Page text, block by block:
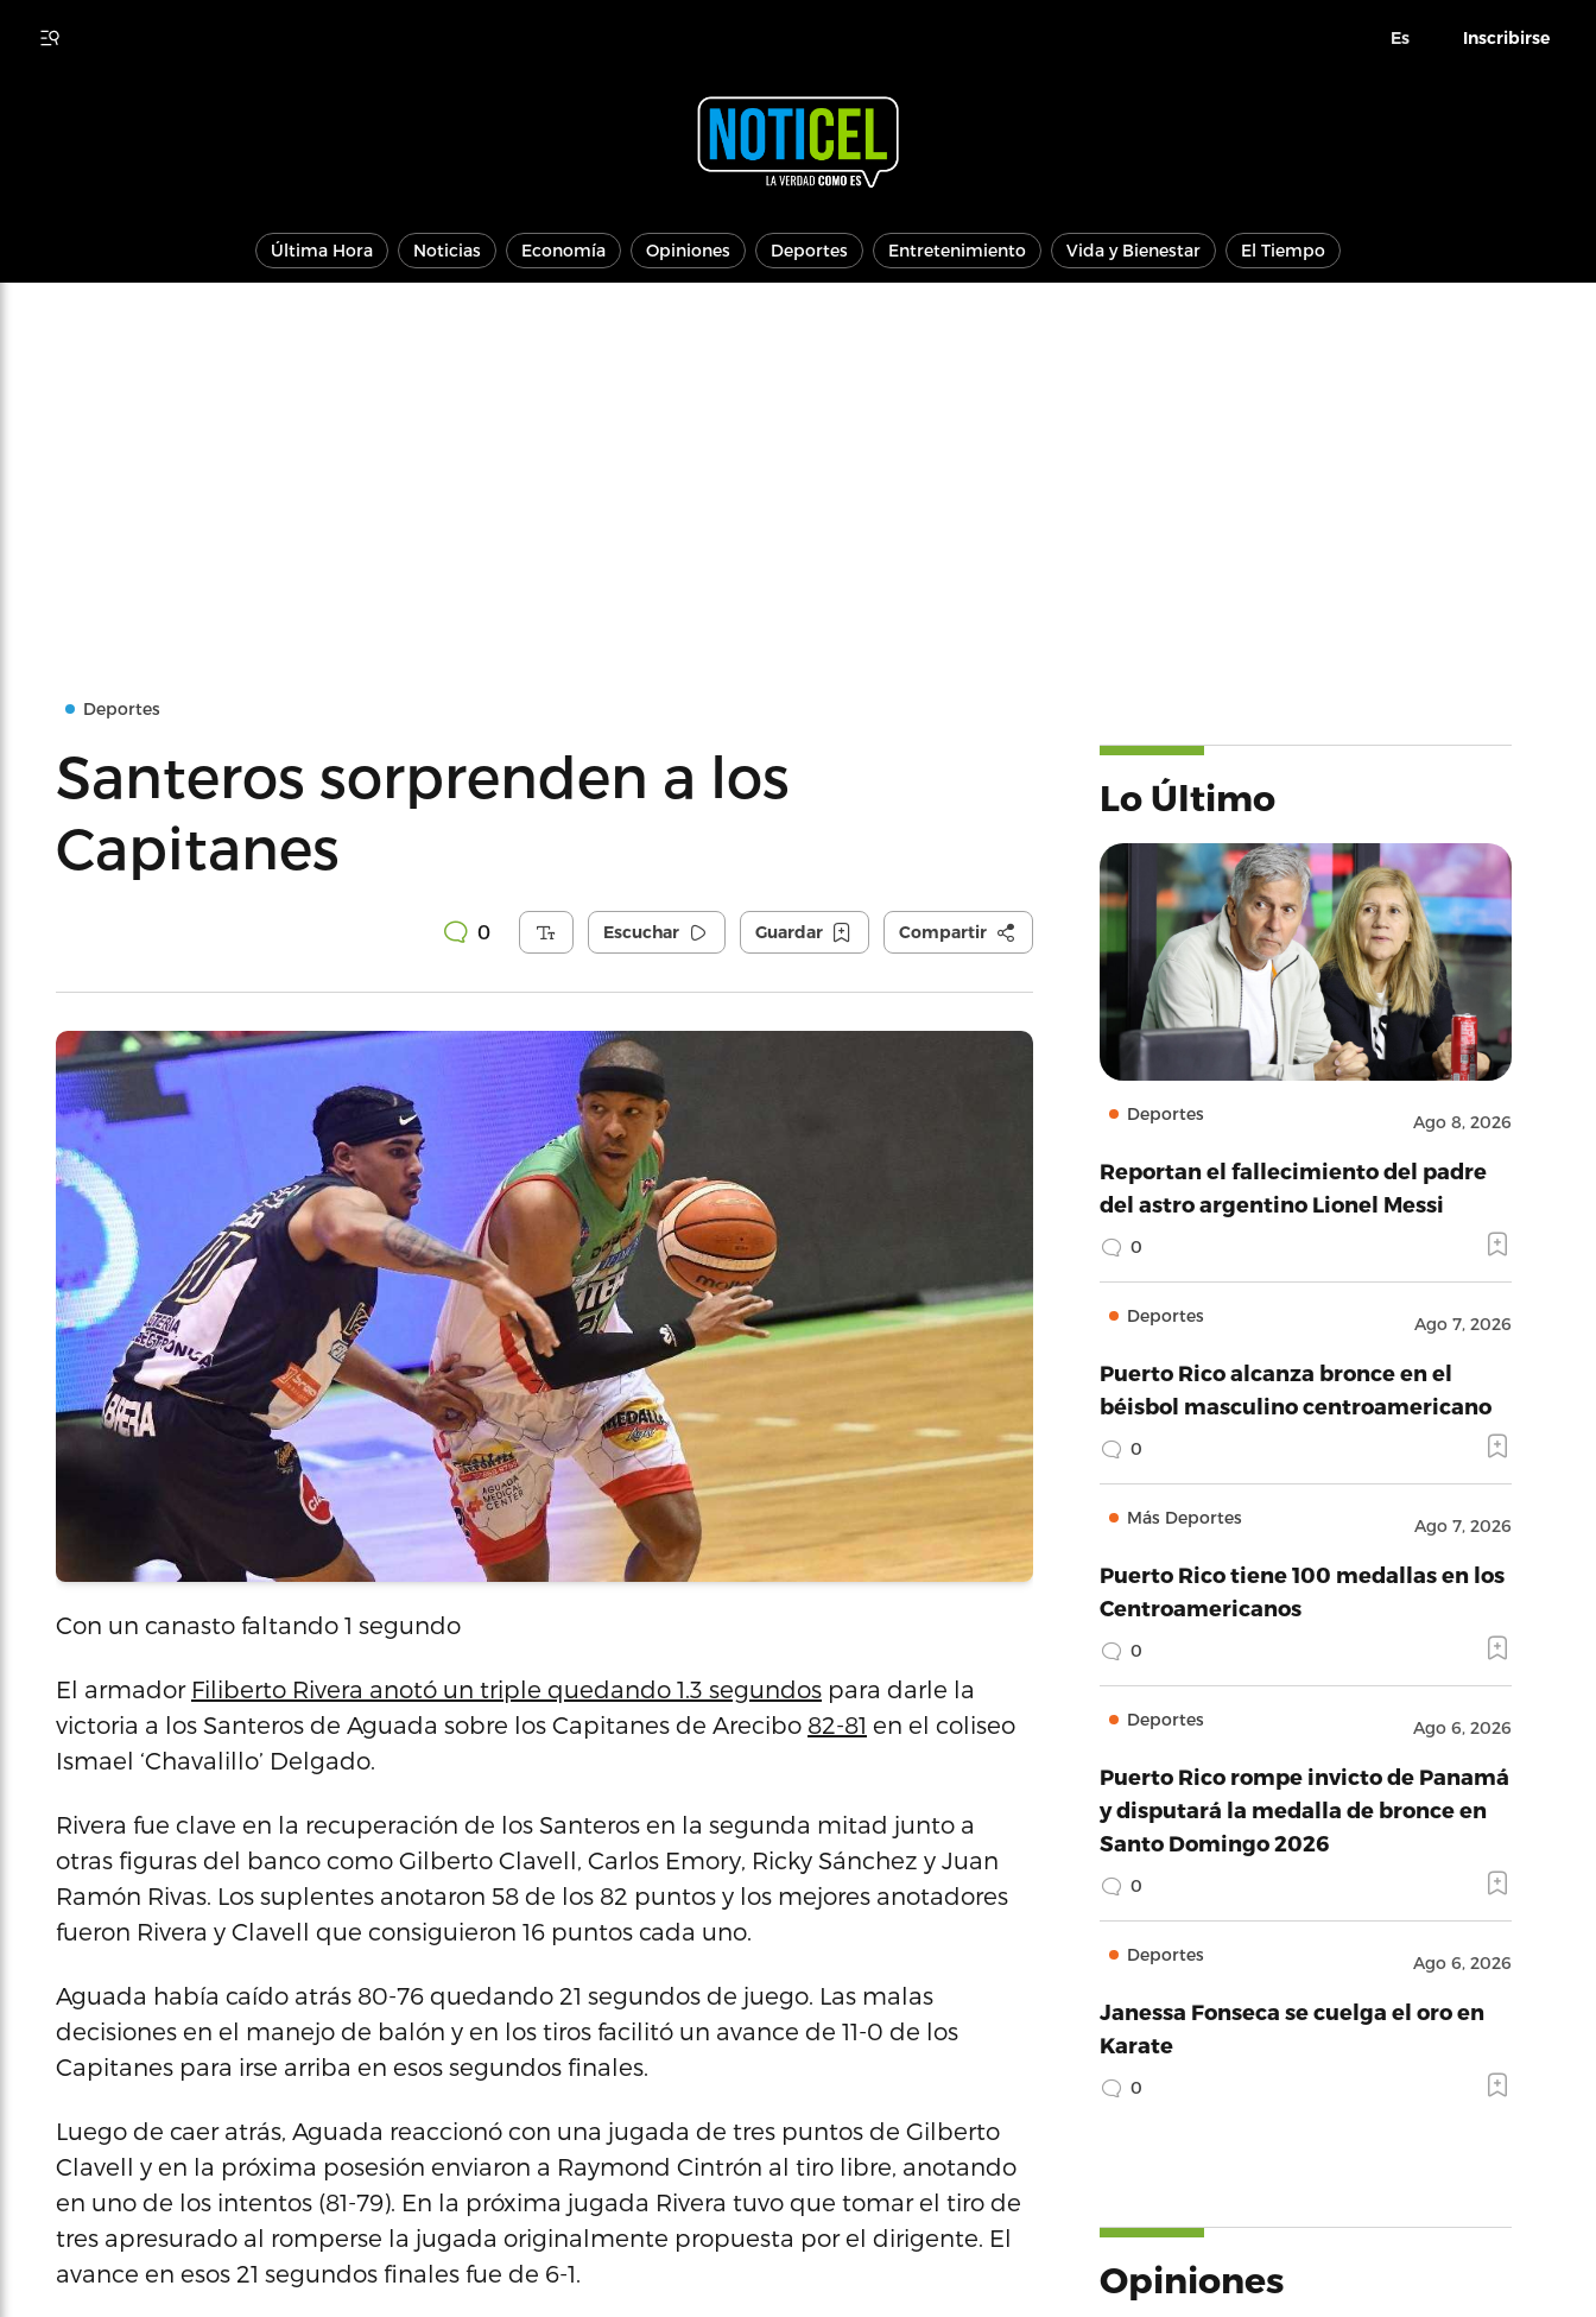
Es Inscribirse
Última Hora Noticias Economía Opiniones Deportes Entretenimiento Vida y Bienestar El Tiempo
Deportes
Santeros sorprenden a los
Capitanes
0 Escuchar Guardar Compartir
Con un canasto faltando 1 segundo
El armador Filiberto Rivera anotó un triple quedando 1.3 segundos para darle la
victoria a los Santeros de Aguada sobre los Capitanes de Arecibo 82-81 en el coliseo
Ismael ‘Chavalillo’ Delgado.
Rivera fue clave en la recuperación de los Santeros en la segunda mitad junto a
otras figuras del banco como Gilberto Clavell, Carlos Emory, Ricky Sánchez y Juan
Ramón Rivas. Los suplentes anotaron 58 de los 82 puntos y los mejores anotadores
fueron Rivera y Clavell que consiguieron 16 puntos cada uno.
Aguada había caído atrás 80-76 quedando 21 segundos de juego. Las malas
decisiones en el manejo de balón y en los tiros facilitó un avance de 11-0 de los
Capitanes para irse arriba en esos segundos finales.
Luego de caer atrás, Aguada reaccionó con una jugada de tres puntos de Gilberto
Clavell y en la próxima posesión enviaron a Raymond Cintrón al tiro libre, anotando
en uno de los intentos (81-79). En la próxima jugada Rivera tuvo que tomar el tiro de
tres apresurado al romperse la jugada originalmente propuesta por el dirigente. El
avance en esos 21 segundos finales fue de 6-1.
Lo Último
Deportes Ago 8, 2026
Reportan el fallecimiento del padre
del astro argentino Lionel Messi
0
Deportes Ago 7, 2026
Puerto Rico alcanza bronce en el
béisbol masculino centroamericano
0
Más Deportes Ago 7, 2026
Puerto Rico tiene 100 medallas en los
Centroamericanos
0
Deportes Ago 6, 2026
Puerto Rico rompe invicto de Panamá
y disputará la medalla de bronce en
Santo Domingo 2026
0
Deportes Ago 6, 2026
Janessa Fonseca se cuelga el oro en
Karate
0
Opiniones